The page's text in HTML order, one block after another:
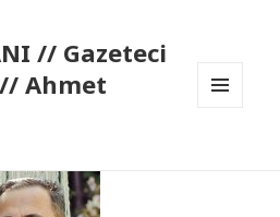
// Gazeteci
// Ahmet